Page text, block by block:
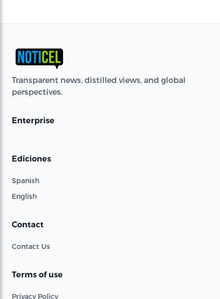
Transparent news, distilled views, and global
perspectives.
Enterprise
Ediciones
Spanish
English
Contact
Contact Us
Terms of use
Privacy Policy